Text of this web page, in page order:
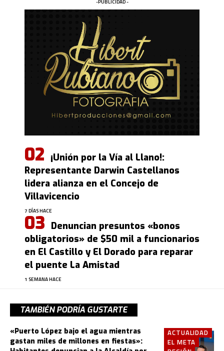
-PUBLICIDAD -
¡Unión por la Vía al Llano!:
Representante Darwin Castellanos
lidera alianza en el Concejo de
Villavicencio
7 DÍAS HACE
Denuncian presuntos «bonos
obligatorios» de $50 mil a funcionarios
en El Castillo y El Dorado para reparar
el puente La Amistad
1 SEMANA HACE
TAMBIÉN PODRÍA GUSTARTE
ACTUALIDAD
EL META
«Puerto López bajo el agua mientras
gastan miles de millones en fiestas»: